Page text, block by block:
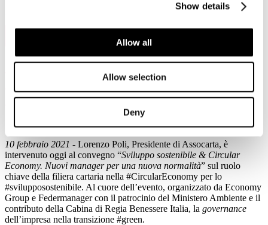
Show details
Allow all
Allow selection
Deny
“EoW carta, riciclaggio garantito dalle
cartiere ”: Salgono i prezzi delle carte da
riciclare e gli oneri per la CO2
10 febbraio 2021 - Lorenzo Poli, Presidente di Assocarta, è
intervenuto oggi al convegno “Sviluppo sostenibile & Circular
Economy. Nuovi manager per una nuova normalità” sul ruolo
chiave della filiera cartaria nella #CircularEconomy per lo
#svilupposostenibile. Al cuore dell’evento, organizzato da Economy
Group e Federmanager con il patrocinio del Ministero Ambiente e il
contributo della Cabina di Regia Benessere Italia, la governance
dell’impresa nella transizione #green.